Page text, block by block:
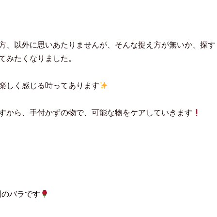
以外に思いあたりませんが、そんな捉え方が無いか、探す
みたくなりました。
しく感じる時ってあります
ら、手付かずの物で、可能な物をケアしていきます
バラです